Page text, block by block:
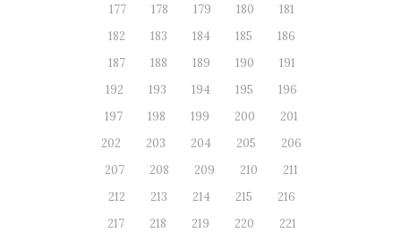
177
178 179 180
181
182
183 184 185
186
187
188 189 190
191
192
193 194 195
196
197
198 199 200
201
202
203 204 205
206
207
208 209 210
211
212
213 214 215
216
217
218 219 220
221